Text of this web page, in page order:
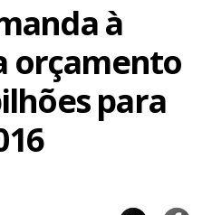
à
orçamento
para